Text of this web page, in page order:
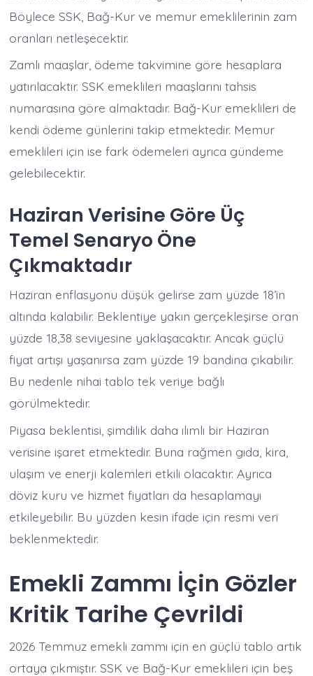
Böylece SSK, Bağ-Kur ve memur emeklilerinin zam
oranları netleşecektir.
Zamlı maaşlar, ödeme takvimine göre hesaplara
yatırılacaktır. SSK emeklileri maaşlarını tahsis
numarasına göre almaktadır. Bağ-Kur emeklileri de
kendi ödeme günlerini takip etmektedir. Memur
emeklileri için ise fark ödemeleri ayrıca gündeme
gelebilecektir.
Haziran Verisine Göre Üç
Temel Senaryo Öne
Çıkmaktadır
Haziran enflasyonu düşük gelirse zam yüzde 18’in
altında kalabilir. Beklentiye yakın gerçekleşirse oran
yüzde 18,38 seviyesine yaklaşacaktır. Ancak güçlü
fiyat artışı yaşanırsa zam yüzde 19 bandına çıkabilir.
Bu nedenle nihai tablo tek veriye bağlı
görülmektedir.
Piyasa beklentisi, şimdilik daha ılımlı bir Haziran
verisine işaret etmektedir. Buna rağmen gıda, kira,
ulaşım ve enerji kalemleri etkili olacaktır. Ayrıca
döviz kuru ve hizmet fiyatları da hesaplamayı
etkileyebilir. Bu yüzden kesin ifade için resmi veri
beklenmektedir.
Emekli Zammı İçin Gözler
Kritik Tarihe Çevrildi
2026 Temmuz emekli zammı için en güçlü tablo artık
ortaya çıkmıştır. SSK ve Bağ-Kur emeklileri için beş